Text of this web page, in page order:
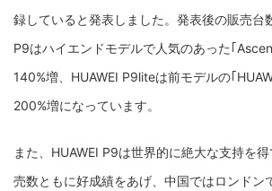
録していると発表しました。発表後の販売台
P9はハイエンドモデルで人気のあった｢
140%増、HUAWEI P9liteは前モデルの｢
200%増になっています。
また、HUAWEI P9は世界的に絶大な支持を
売数ともに好成績をあげ、中国ではロンドン